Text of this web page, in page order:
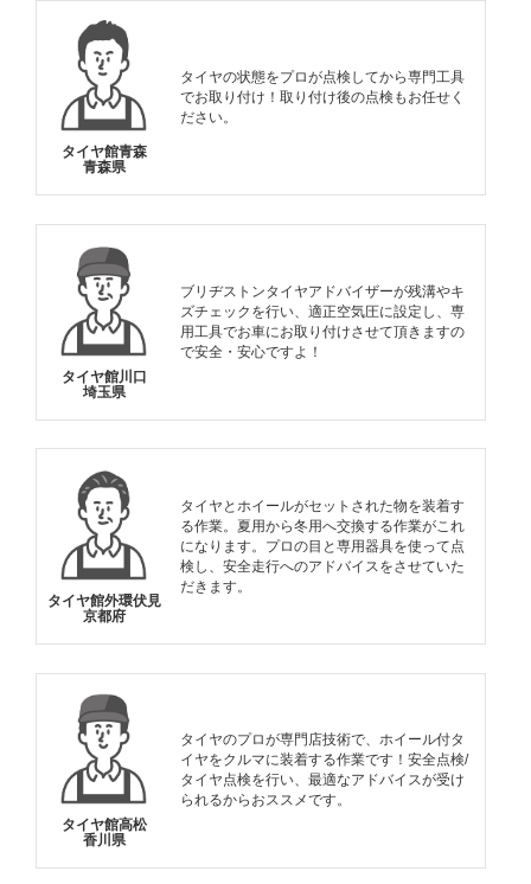
タイヤ館青森
青森県
タイヤの状態をプロが点検してから専門工具
でお取り付け！取り付け後の点検もお任せく
ださい。
タイヤ館川口
埼玉県
ブリヂストンタイヤアドバイザーが残溝やキ
ズチェックを行い、適正空気圧に設定し、専
用工具でお車にお取り付けさせて頂きますの
で安全・安心ですよ！
タイヤ館外環伏見
京都府
タイヤとホイールがセットされた物を装着す
る作業。夏用から冬用へ交換する作業がこれ
になります。プロの目と専用器具を使って点
検し、安全走行へのアドバイスをさせていた
だきます。
タイヤ館高松
香川県
タイヤのプロが専門店技術で、ホイール付タ
イヤをクルマに装着する作業です！安全点検/
タイヤ点検を行い、最適なアドバイスが受け
られるからおススメです。